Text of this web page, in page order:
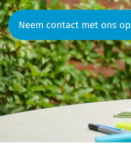
Neem contact met ons op